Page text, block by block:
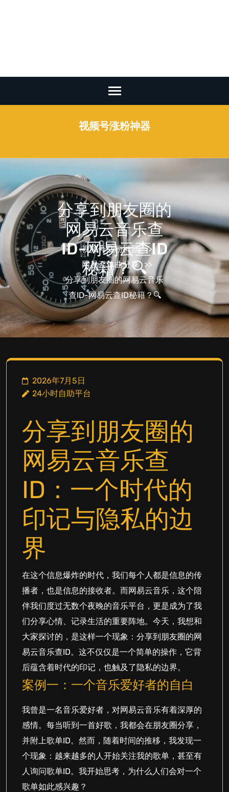
视频号涨粉神器
分享到朋友圈的
网易云音乐查
ID-网易云查ID
秘籍？🔍
视频号涨粉神器 >>
网易云单曲分享 >>
分享到朋友圈的网易云音乐
查ID-网易云查ID秘籍？🔍
2026年7月5日
24小时自助平台
分享到朋友圈的
网易云音乐查
ID：一个时代的
印记与隐私的边
界
在这个信息爆炸的时代，我们每个人都是信息的传
播者，也是信息的接收者。而网易云音乐，这个陪
伴我们度过无数个夜晚的音乐平台，更是成为了我
们分享心情、记录生活的重要阵地。今天，我想和
大家探讨的，是这样一个现象：分享到朋友圈的网
易云音乐查ID。这不仅仅是一个简单的操作，它背
后蕴含着时代的印记，也触及了隐私的边界。
案例一：一个音乐爱好者的自白
我曾是一名音乐爱好者，对网易云音乐有着深厚的
感情。每当听到一首好歌，我都会在朋友圈分享，
并附上歌单ID。然而，随着时间的推移，我发现一
个现象：越来越多的人开始关注我的歌单，甚至有
人询问歌单ID。我开始思考，为什么人们会对一个
歌单如此感兴趣？